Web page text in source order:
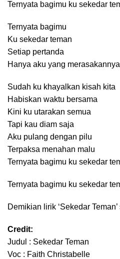
Ternyata bagimu ku sekedar
Ternyata bagimu
Ku sekedar teman
Setiap pertanda
Hanya aku yang merasakannya
Sudah ku khayalkan kisah kita
Habiskan waktu bersama
Kini ku utarakan semua
Tapi kau diam saja
Aku pulang dengan pilu
Terpaksa menahan malu
Ternyata bagimu ku sekedar
Ternyata bagimu ku sekedar
Demikian lirik ‘Sekedar
Credit:
Judul : Sekedar Teman
Voc : Faith Christabelle